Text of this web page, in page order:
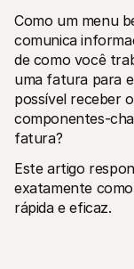
Recursos técnicos
Portal de
Verifique o
Biblotecas
Integre a Mollie
Comunidade
Junte-se à
Sobre a Mollie
Ver os preços
Sobre nós
Saiba mais sobre
Como um menu
comunica
de como você
uma fatura para
possível receber
componentes-
fatura?
Este artigo
exatamente
rápida e eficaz.